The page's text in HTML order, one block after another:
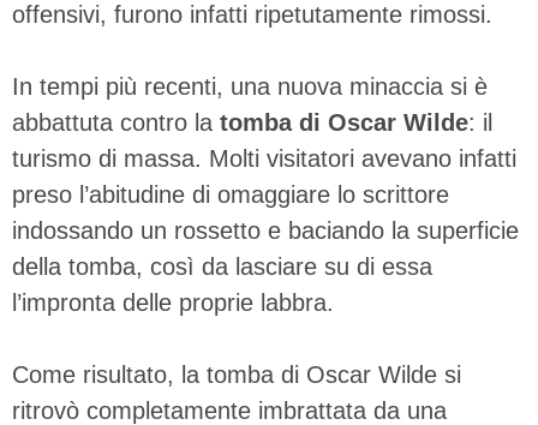
offensivi, furono infatti ripetutamente rimossi.
In tempi più recenti, una nuova minaccia si è
abbattuta contro la tomba di Oscar Wilde: il
turismo di massa. Molti visitatori avevano infatti
preso l’abitudine di omaggiare lo scrittore
indossando un rossetto e baciando la superficie
della tomba, così da lasciare su di essa
l’impronta delle proprie labbra.
Come risultato, la tomba di Oscar Wilde si
ritrovò completamente imbrattata da una